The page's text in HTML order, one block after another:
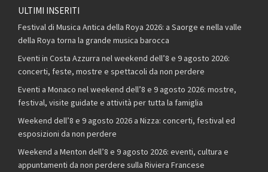
ULTIMI INSERITI
Festival di Musica Antica della Roya 2026: a Saorge e nella valle
della Roya torna la grande musica barocca
Eventi in Costa Azzurra nel weekend dell’8 e 9 agosto 2026:
concerti, feste, mostre e spettacoli da non perdere
Eventi a Monaco nel weekend dell’8 e 9 agosto 2026: mostre,
festival, visite guidate e attività per tutta la famiglia
Weekend dell’8 e 9 agosto 2026 a Nizza: concerti, festival ed
esposizioni da non perdere
Weekend a Menton dell’8 e 9 agosto 2026: eventi, cultura e
appuntamenti da non perdere sulla Riviera Francese